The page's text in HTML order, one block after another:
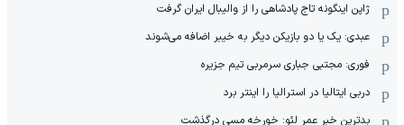
ژاپن اینگونه تاج پادشاهی را از والیبال ایران گرفت
عبدی: یک یا دو بازیکن دیگر به خیبر اضافه می‌شوند
فوری: مجتبی جباری سرمربی تیم جزیره
دربی ایتالیا در استرالیا را اینتر برد
بدترین خبر عمر لئو: خورخه مسی درگذشت